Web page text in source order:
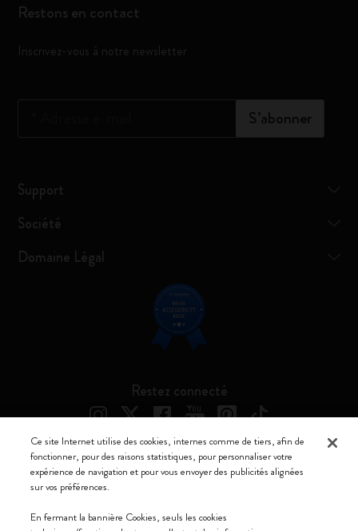
Restons en contact
Inscrivez-vous à notre newsletter
S’abonner
Support
Société
Domaine Légal
Restez connecté
Moleskine ® est une marque enregistrée de Moleskine Srl a socio unico
Italia - P. IVA / CCIAA n. 07234480965 - REA MI 1945400 - Cap.
Ce site Internet utilise des cookies, internes comme de tiers, afin de
fonctionner, pour des raisons statistiques, pour personnaliser votre
expérience de navigation et pour vous envoyer des publicités alignées
sur vos préférences.
En fermant la bannière Cookies, seuls les cookies